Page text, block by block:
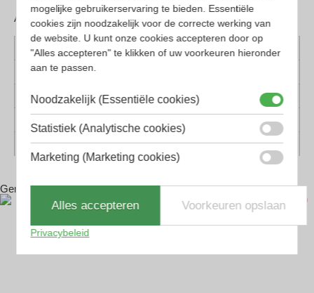
Aanvullende informatie
Kleur montuur Blauw, Gunmetal
Montuur materiaal
Lens materiaal Kunststof
Vorm Piloten, Rechthoekig
Gerelateerde producten
mogelijke gebruikerservaring te bieden. Essentiële
cookies zijn noodzakelijk voor de correcte werking van
de website. U kunt onze cookies accepteren door op
"Alles accepteren" te klikken of uw voorkeuren hieronder
aan te passen.
Noodzakelijk (Essentiële cookies)
Statistiek (Analytische cookies)
Marketing (Marketing cookies)
Alles accepteren Voorkeuren opslaan
Privacybeleid